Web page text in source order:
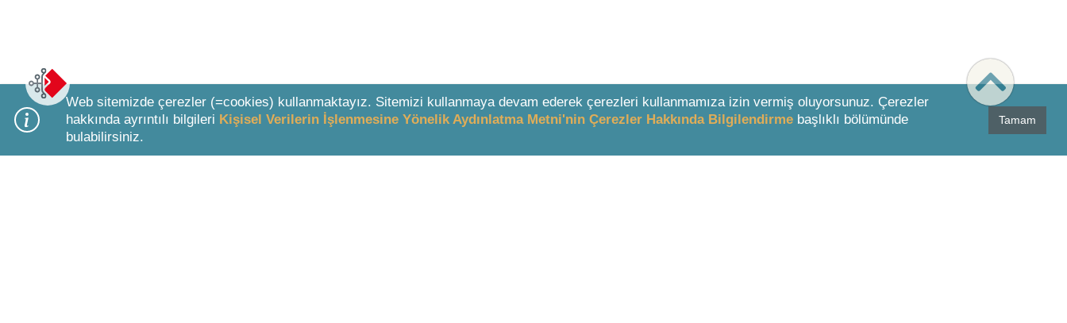
Bottom Search Toolbar Highlight Text
Web sitemizde çerezler (=cookies) kullanmaktayız. Sitemizi kullanmaya devam ederek çerezleri kullanmamıza izin vermiş oluyorsunuz. Çerezler
hakkında ayrıntılı bilgileri Kişisel Verilerin İşlenmesine Yönelik Aydınlatma Metni'nin Çerezler Hakkında Bilgilendirme başlıklı bölümünde
bulabilirsiniz.
Tamam